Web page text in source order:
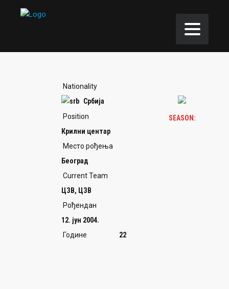
Nationality
Србија
Position
Крилни центар
Место рођења
Београд
Current Team
ЦЗВ, ЦЗВ
Рођендан
12. јун 2004.
Године
22
SEASON: